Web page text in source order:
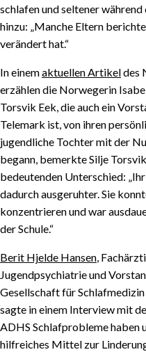
schlafen und seltener
hinzu: „Manche Eltern
verändert hat.“
In einemaktuellen Artikeldes
erzählen die Norwegerin
Torsvik Eek, die auch ein
Telemark ist, von ihren
jugendliche Tochter mit der
begann, bemerkte Silje
bedeutenden Unterschied:
dadurch ausgeruhter. Sie
konzentrieren und war
der Schule.“
Berit Hjelde Hansen,
Jugendpsychiatrie und
Gesellschaft für
sagte in einem Interview mit
ADHS Schlafprobleme haben
hilfreiches Mittel zur
»Manche Eltern
verändert hat.« –
Studie
Gewichtsdecken